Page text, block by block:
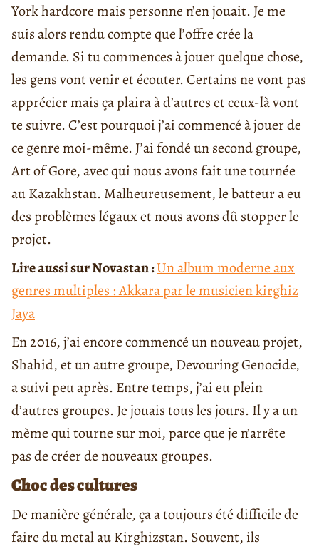
York hardcore mais personne n’en jouait. Je me
suis alors rendu compte que l’offre crée la
demande. Si tu commences à jouer quelque chose,
les gens vont venir et écouter. Certains ne vont pas
apprécier mais ça plaira à d’autres et ceux-là vont
te suivre. C’est pourquoi j’ai commencé à jouer de
ce genre moi-même. J’ai fondé un second groupe,
Art of Gore, avec qui nous avons fait une tournée
au Kazakhstan. Malheureusement, le batteur a eu
des problèmes légaux et nous avons dû stopper le
projet.
Lire aussi sur Novastan :Un album moderne aux
genres multiples : Akkara par le musicien kirghiz
Jaya
En 2016, j’ai encore commencé un nouveau projet,
Shahid, et un autre groupe, Devouring Genocide,
a suivi peu après. Entre temps, j’ai eu plein
d’autres groupes. Je jouais tous les jours. Il y a un
mème qui tourne sur moi, parce que je n’arrête
pas de créer de nouveaux groupes.
Choc des cultures
De manière générale, ça a toujours été difficile de
faire du metal au Kirghizstan. Souvent, ils